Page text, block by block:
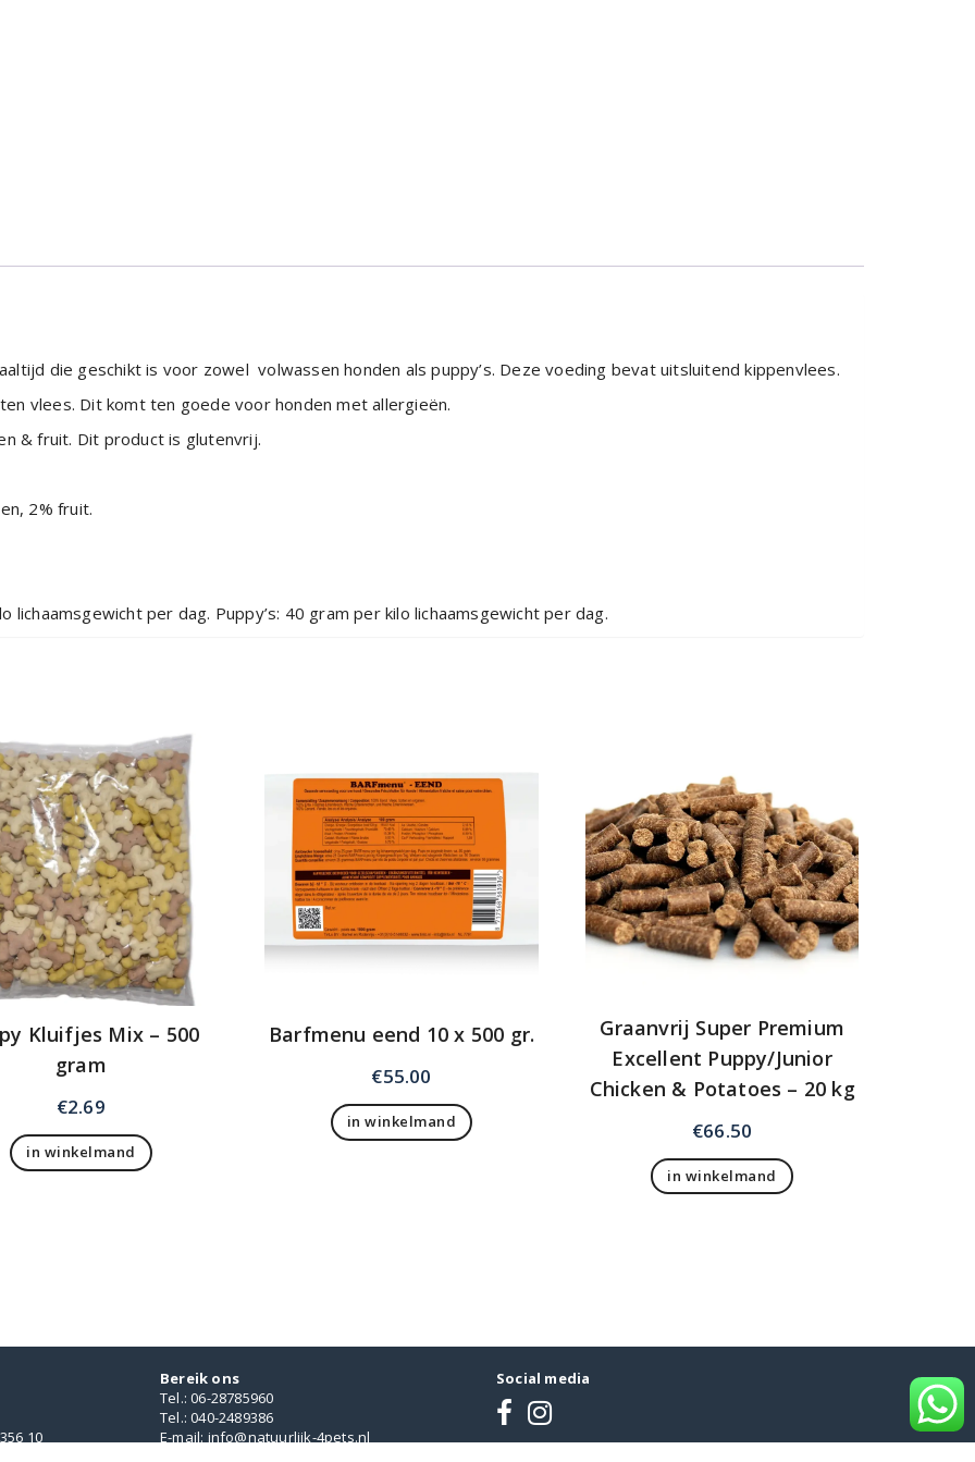
die geschikt is voor zowel volwassen honden als puppy’s. Deze voeding bevat uitsluitend kippenvlees.
vlees. Dit komt ten goede voor honden met allergieën.
& fruit. Dit product is glutenvrij.
2% fruit.
lichaamsgewicht per dag. Puppy’s: 40 gram per kilo lichaamsgewicht per dag.
Kluifjes Mix – 500
gram
€2.69
in winkelmand
Barfmenu eend 10 x 500 gr.
€55.00
in winkelmand
Graanvrij Super Premium
Excellent Puppy/Junior
Chicken & Potatoes – 20 kg
€66.50
in winkelmand
10
Bereik ons
Tel.: 06-28785960
Tel.: 040-2489386
E-mail: info@natuurlijk-4pets.nl
Social media